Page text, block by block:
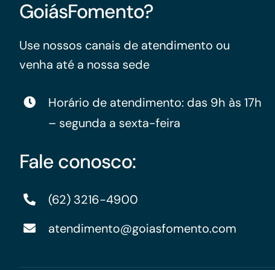
GoiásFomento?
Use nossos canais de atendimento ou
venha até a nossa sede
Horário de atendimento: das 9h às 17h
– segunda a sexta-feira
Fale conosco:
(62) 3216-4900
atendimento@goiasfomento.com